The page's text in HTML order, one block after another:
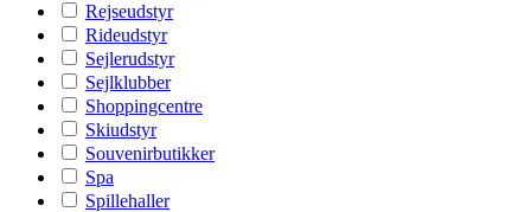
Rejseudstyr
Rideudstyr
Sejlerudstyr
Sejlklubber
Shoppingcentre
Skiudstyr
Souvenirbutikker
Spa
Spillehaller